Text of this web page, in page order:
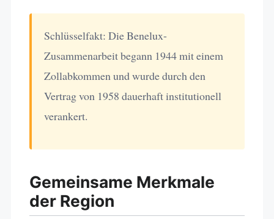
Schlüsselfakt: Die Benelux-
Zusammenarbeit begann 1944 mit einem
Zollabkommen und wurde durch den
Vertrag von 1958 dauerhaft institutionell
verankert.
Gemeinsame Merkmale
der Region